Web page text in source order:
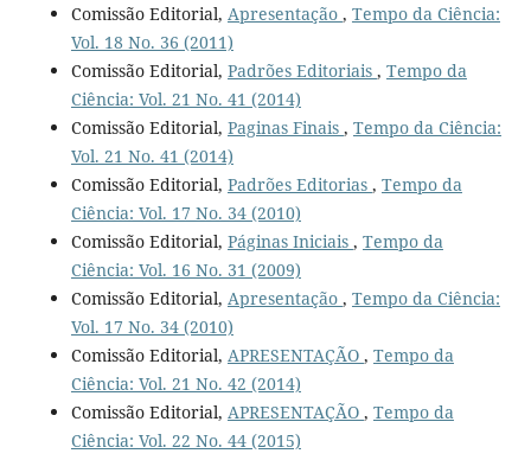
Comissão Editorial, Apresentação , Tempo da Ciência:
Vol. 18 No. 36 (2011)
Comissão Editorial, Padrões Editoriais , Tempo da
Ciência: Vol. 21 No. 41 (2014)
Comissão Editorial, Paginas Finais , Tempo da Ciência:
Vol. 21 No. 41 (2014)
Comissão Editorial, Padrões Editorias , Tempo da
Ciência: Vol. 17 No. 34 (2010)
Comissão Editorial, Páginas Iniciais , Tempo da
Ciência: Vol. 16 No. 31 (2009)
Comissão Editorial, Apresentação , Tempo da Ciência:
Vol. 17 No. 34 (2010)
Comissão Editorial, APRESENTAÇÃO , Tempo da
Ciência: Vol. 21 No. 42 (2014)
Comissão Editorial, APRESENTAÇÃO , Tempo da
Ciência: Vol. 22 No. 44 (2015)